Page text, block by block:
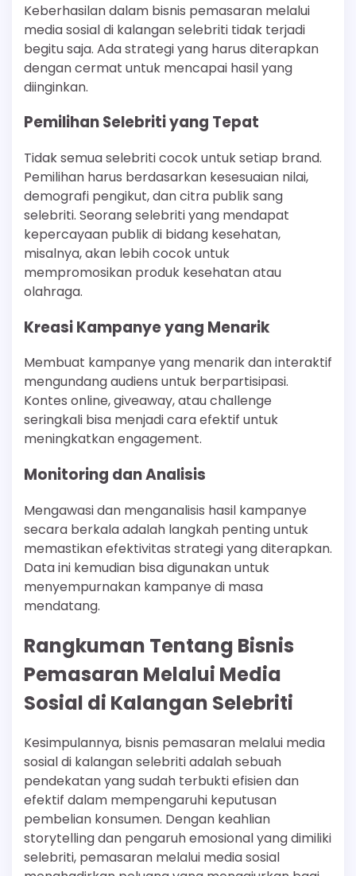
Keberhasilan dalam bisnis pemasaran melalui
media sosial di kalangan selebriti tidak terjadi
begitu saja. Ada strategi yang harus diterapkan
dengan cermat untuk mencapai hasil yang
diinginkan.
Pemilihan Selebriti yang Tepat
Tidak semua selebriti cocok untuk setiap brand.
Pemilihan harus berdasarkan kesesuaian nilai,
demografi pengikut, dan citra publik sang
selebriti. Seorang selebriti yang mendapat
kepercayaan publik di bidang kesehatan,
misalnya, akan lebih cocok untuk
mempromosikan produk kesehatan atau
olahraga.
Kreasi Kampanye yang Menarik
Membuat kampanye yang menarik dan interaktif
mengundang audiens untuk berpartisipasi.
Kontes online, giveaway, atau challenge
seringkali bisa menjadi cara efektif untuk
meningkatkan engagement.
Monitoring dan Analisis
Mengawasi dan menganalisis hasil kampanye
secara berkala adalah langkah penting untuk
memastikan efektivitas strategi yang diterapkan.
Data ini kemudian bisa digunakan untuk
menyempurnakan kampanye di masa
mendatang.
Rangkuman Tentang Bisnis
Pemasaran Melalui Media
Sosial di Kalangan Selebriti
Kesimpulannya, bisnis pemasaran melalui media
sosial di kalangan selebriti adalah sebuah
pendekatan yang sudah terbukti efisien dan
efektif dalam mempengaruhi keputusan
pembelian konsumen. Dengan keahlian
storytelling dan pengaruh emosional yang dimiliki
selebriti, pemasaran melalui media sosial